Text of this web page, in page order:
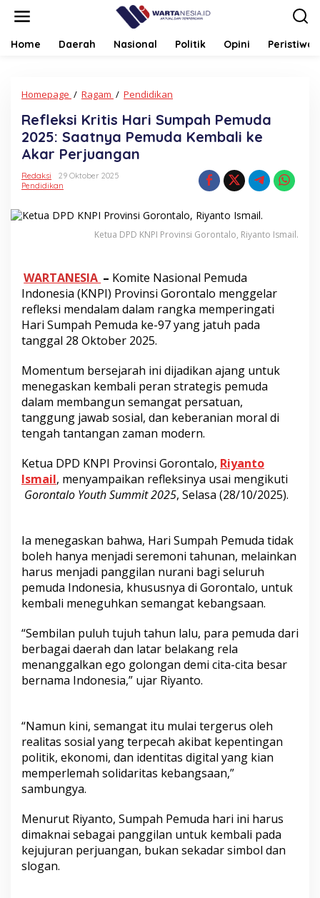
Home Daerah Nasional Politik Opini Peristiwa
Homepage / Ragam / Pendidikan
Hari
Sumpah
Pemuda
Saatnya
Pemuda
ke
Akar
Perjuangan
Refleksi Kritis Hari Sumpah Pemuda
2025: Saatnya Pemuda Kembali ke
Akar Perjuangan
Redaksi
29 Oktober 2025
Pendidikan
Ketua DPD KNPI Provinsi Gorontalo, Riyanto Ismail.
WARTANESIA – Komite Nasional Pemuda
Indonesia (KNPI) Provinsi Gorontalo menggelar
refleksi mendalam dalam rangka memperingati
Hari Sumpah Pemuda ke-97 yang jatuh pada
tanggal 28 Oktober 2025.
Momentum bersejarah ini dijadikan ajang untuk
menegaskan kembali peran strategis pemuda
dalam membangun semangat persatuan,
tanggung jawab sosial, dan keberanian moral di
tengah tantangan zaman modern.
Ketua DPD KNPI Provinsi Gorontalo, Riyanto
Ismail, menyampaikan refleksinya usai mengikuti
Gorontalo Youth Summit 2025, Selasa (28/10/2025).
Ia menegaskan bahwa, Hari Sumpah Pemuda tidak
boleh hanya menjadi seremoni tahunan, melainkan
harus menjadi panggilan nurani bagi seluruh
pemuda Indonesia, khususnya di Gorontalo, untuk
kembali meneguhkan semangat kebangsaan.
“Sembilan puluh tujuh tahun lalu, para pemuda dari
berbagai daerah dan latar belakang rela
menanggalkan ego golongan demi cita-cita besar
bernama Indonesia,” ujar Riyanto.
“Namun kini, semangat itu mulai tergerus oleh
realitas sosial yang terpecah akibat kepentingan
politik, ekonomi, dan identitas digital yang kian
memperlemah solidaritas kebangsaan,”
sambungya.
Menurut Riyanto, Sumpah Pemuda hari ini harus
dimaknai sebagai panggilan untuk kembali pada
kejujuran perjuangan, bukan sekadar simbol dan
slogan.